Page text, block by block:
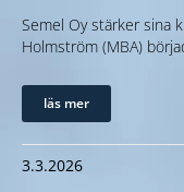
Semel Oy stärker sina
Holmström (MBA)
läs mer
3.3.2026